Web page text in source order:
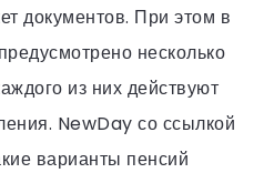
документов. При этом в
несколько
из них действуют
NewDay со ссылкой
варианты пенсий